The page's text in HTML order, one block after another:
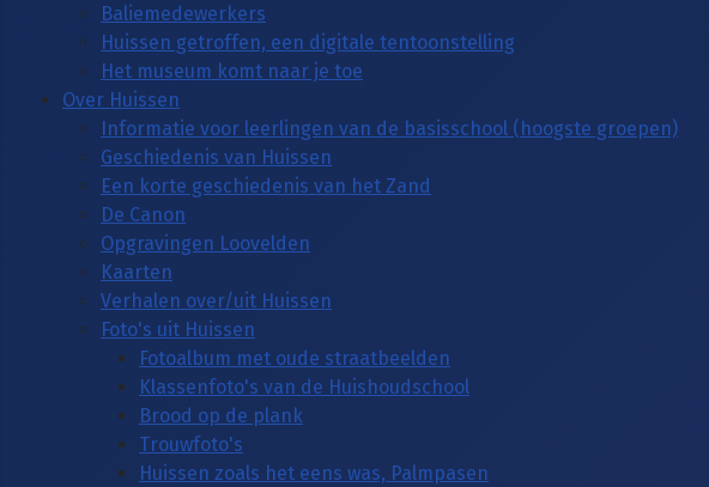
Baliemedewerkers
Huissen getroffen, een digitale tentoonstelling
Het museum komt naar je toe
Over Huissen
Informatie voor leerlingen van de basisschool (hoogste groepen)
Geschiedenis van Huissen
Een korte geschiedenis van het Zand
De Canon
Opgravingen Loovelden
Kaarten
Verhalen over/uit Huissen
Foto's uit Huissen
Fotoalbum met oude straatbeelden
Klassenfoto's van de Huishoudschool
Brood op de plank
Trouwfoto's
Huissen zoals het eens was, Palmpasen